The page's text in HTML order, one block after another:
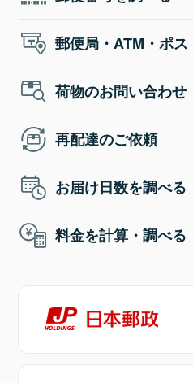
郵便局・ATM・ポ
荷物のお問い合わせ
再配達のご依頼
お届け日数を調べる
料金を計算・調べる